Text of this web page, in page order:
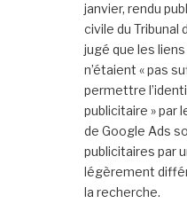
janvier, rendu
civile du Tribunal
jugé que les
n’étaient « pas
permettre
publicitaire » par
de Google Ads
publicitaires par
légèrement
la recherche.